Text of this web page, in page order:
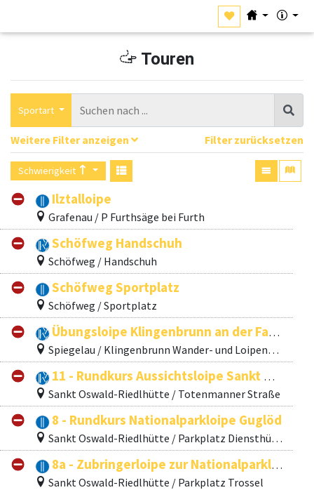
Touren
Sportart
Weitere Filter anzeigen Filter zurücksetzen
Schwierigkeit
Ilztalloipe
Grafenau / P Furthsäge bei Furth
Schöfweg Handschuh
Schöfweg / Handschuh
Schöfweg Sportplatz
Schöfweg / Sportplatz
Übungsloipe Klingenbrunn an der Fatima (Nachtloipe)
Spiegelau / Klingenbrunn Wander- und Loipenzentrum
11 - Rundkurs Aussichtsloipe Sankt Oswald
Sankt Oswald-Riedlhütte / Totenmanner Straße
8 - Rundkurs Nationalparkloipe Guglöd
Sankt Oswald-Riedlhütte / Parkplatz Diensthüttenstraße
8a - Zubringerloipe zur Nationalparkloipe Guglöd
Sankt Oswald-Riedlhütte / Parkplatz Trossel